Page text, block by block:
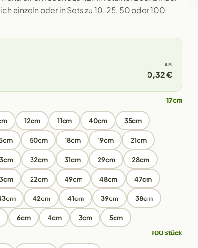
einzeln oder in Sets zu 10, 25, 50 oder 100
AB
0,32 €
17cm
12cm 11cm 40cm 35cm
50cm 18cm 19cm 21cm
32cm 31cm 29cm 28cm
22cm 49cm 48cm 47cm
42cm 41cm 39cm 38cm
6cm 4cm 3cm 5cm
100 Stück